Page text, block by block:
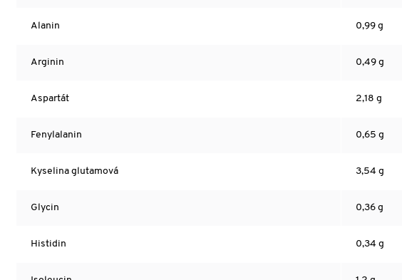
Alanin 0,99 g
Arginin 0,49 g
Aspartát 2,18 g
Fenylalanin 0,65 g
Kyselina glutamová 3,54 g
Glycin 0,36 g
Histidin 0,34 g